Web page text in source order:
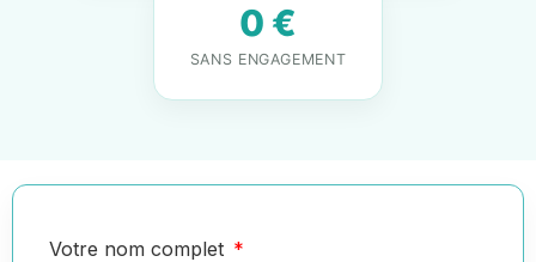
0 €
SANS ENGAGEMENT
Votre nom complet